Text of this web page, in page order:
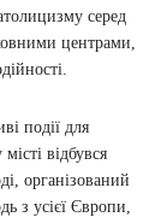
серед
центрами,
події для
відбувся
організований
з усієї Європи,